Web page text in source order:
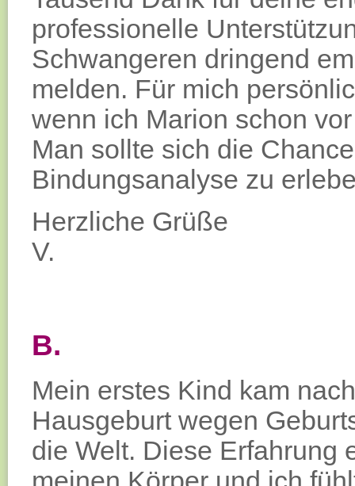
professionelle
Schwangeren dringend
melden. Für mich
wenn ich Marion schon
Man sollte sich die
Bindungsanalyse zu
Herzliche Grüße
V.
B.
Mein erstes Kind kam
Hausgeburt wegen
die Welt. Diese Erfahrung